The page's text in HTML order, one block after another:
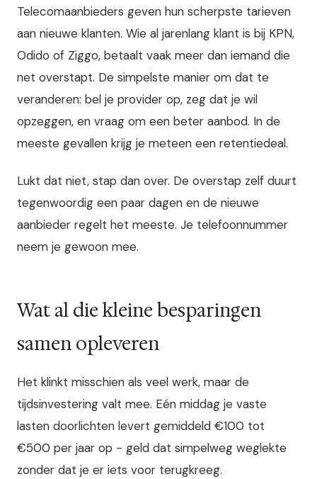
Telecomaanbieders geven hun scherpste tarieven
aan nieuwe klanten. Wie al jarenlang klant is bij KPN,
Odido of Ziggo, betaalt vaak meer dan iemand die
net overstapt. De simpelste manier om dat te
veranderen: bel je provider op, zeg dat je wil
opzeggen, en vraag om een beter aanbod. In de
meeste gevallen krijg je meteen een retentiedeal.
Lukt dat niet, stap dan over. De overstap zelf duurt
tegenwoordig een paar dagen en de nieuwe
aanbieder regelt het meeste. Je telefoonnummer
neem je gewoon mee.
Wat al die kleine besparingen
samen opleveren
Het klinkt misschien als veel werk, maar de
tijdsinvestering valt mee. Eén middag je vaste
lasten doorlichten levert gemiddeld €100 tot
€500 per jaar op - geld dat simpelweg weglekte
zonder dat je er iets voor terugkreeg.